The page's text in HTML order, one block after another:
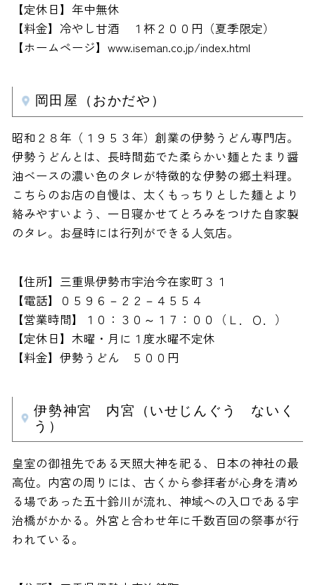
【定休日】年中無休
【料金】冷やし甘酒 １杯２００円（夏季限定）
【ホームページ】www.iseman.co.jp/index.html
岡田屋（おかだや）
昭和２８年（１９５３年）創業の伊勢うどん専門店。
伊勢うどんとは、長時間茹でた柔らかい麺とたまり醤
油ベースの濃い色のタレが特徴的な伊勢の郷土料理。
こちらのお店の自慢は、太くもっちりとした麺とより
絡みやすいよう、一日寝かせてとろみをつけた自家製
のタレ。お昼時には行列ができる人気店。
【住所】三重県伊勢市宇治今在家町３１
【電話】０５９６－２２－４５５４
【営業時間】１０：３０～１７：００（Ｌ．Ｏ．）
【定休日】木曜・月に１度水曜不定休
【料金】伊勢うどん ５００円
伊勢神宮 内宮（いせじんぐう ないく
う）
皇室の御祖先である天照大神を祀る、日本の神社の最
高位。内宮の周りには、古くから参拝者が心身を清め
る場であった五十鈴川が流れ、神域への入口である宇
治橋がかかる。外宮と合わせ年に千数百回の祭事が行
われている。